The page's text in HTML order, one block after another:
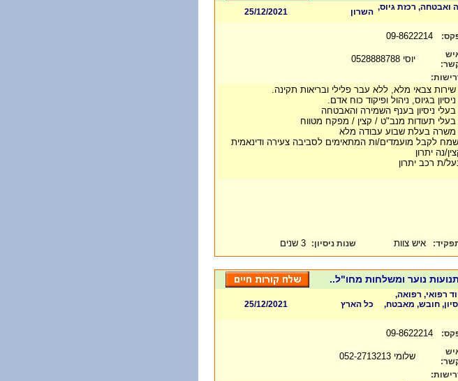
ואבטחה, רכזת גיוס, השרון
25/12/2021
יוסי 0528888788
צבאי מלא, ללא עבר פלילי ובריאות תקינה.
בגיוס, ניהול ופיקוד כוח אדם.
ניסיון בענף השמירה והאבטחה
בעלי תעודות מנב"ט / קצין / מפקח מטווח
משרה בעלת שבוע עבודה מלא
לקבל מועמדים/ות המתאימים לסביבה צעירה ודינאמית
נה יתרון
ת רכב יתרון
איש צוות שנות ניסיון: 3 שנים
נוער ומשלחות מחו"ל..
רפואי, רפואה,
חובש, מאבטח,
כל הארץ 25/12/2021
שלומי 052-2713213